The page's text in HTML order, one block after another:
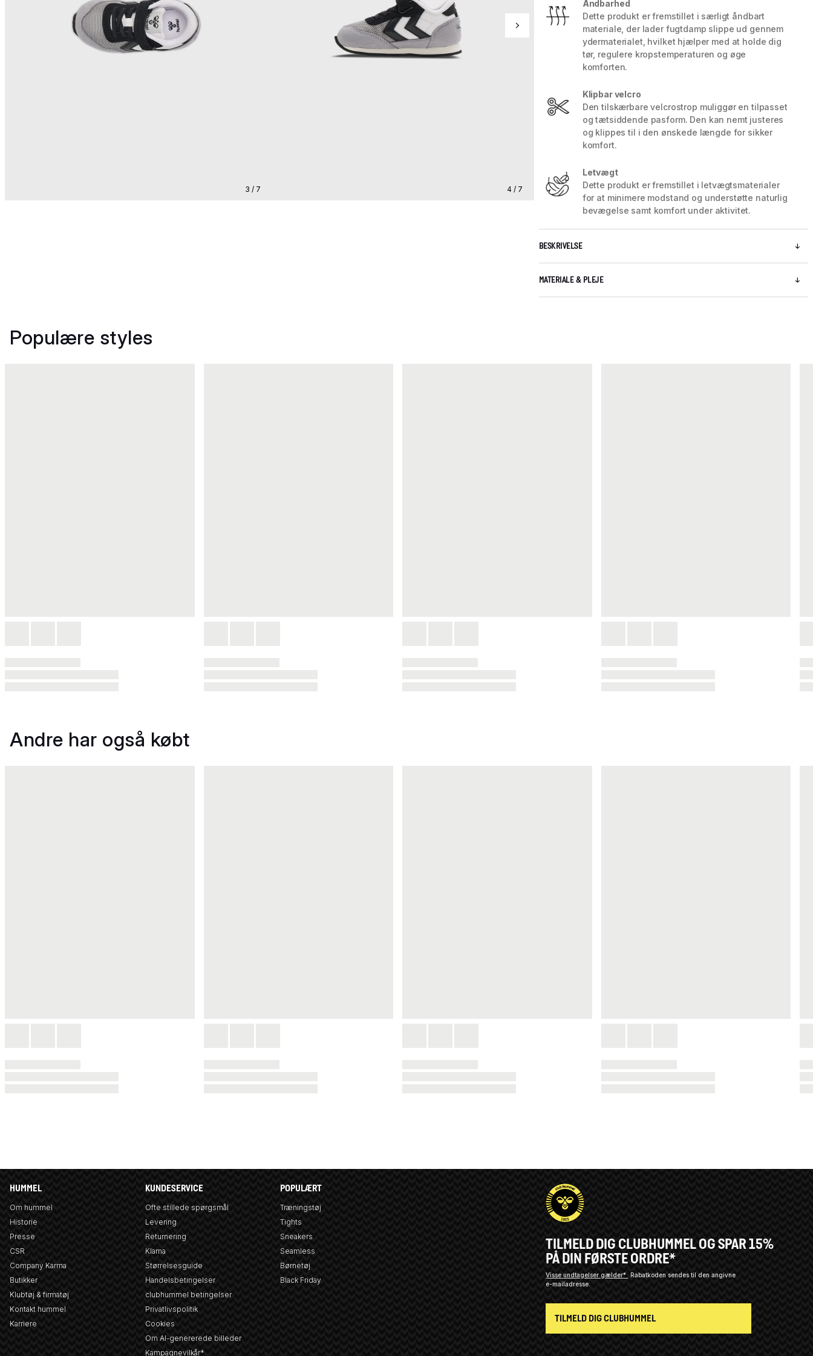
3 / 7 4 / 7 5 / 7
Åndbarhed
Dette produkt er fremstillet i særligt åndbart
materiale, der lader fugtdamp slippe ud gennem
ydermaterialet, hvilket hjælper med at holde dig
tør, regulere kropstemperaturen og øge
komforten.
Klipbar velcro
Den tilskærbare velcrostrop muliggør en tilpasset
og tætsiddende pasform. Den kan nemt justeres
og klippes til i den ønskede længde for sikker
komfort.
Letvægt
Dette produkt er fremstillet i letvægtsmaterialer
for at minimere modstand og understøtte naturlig
bevægelse samt komfort under aktivitet.
BESKRIVELSE
MATERIALE & PLEJE
Populære styles
Andre har også købt
HUMMEL
Om hummel
Historie
Presse
CSR
Company Karma
Butikker
Klubtøj & firmatøj
Kontakt hummel
Karriere
KUNDESERVICE
Ofte stillede spørgsmål
Levering
Returnering
Klarna
Størrelsesguide
Handelsbetingelser
clubhummel betingelser
Privatlivspolitik
Cookies
Om AI-genererede billeder
Kampagnevilkår*
POPULÆRT
Træningstøj
Tights
Sneakers
Seamless
Børnetøj
Black Friday
TILMELD DIG CLUBHUMMEL OG SPAR 15%
PÅ DIN FØRSTE ORDRE*
Visse undtagelser gælder*
Rabatkoden sendes til den angivne
e-mailadresse.
TILMELD DIG CLUBHUMMEL